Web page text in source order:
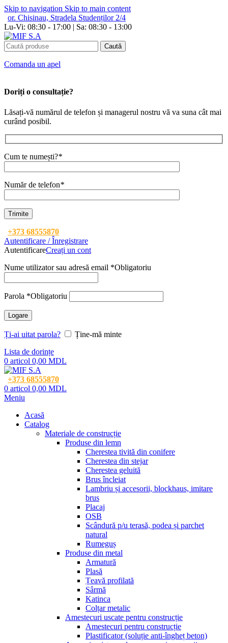
Skip to navigation Skip to main content
or. Chisinau, Stradela Studenților 2/4
Lu-Vi: 08:30 - 17:00 | Sa: 08:30 - 13:00
Caută
Сomanda un apel
Doriți o consultație?
Lăsați-vă numărul de telefon și managerul nostru vă va suna cât mai
curând posibil.
Cum te numești?*
Număr de telefon*
+373 68555870
Autentificare / Înregistrare
AutentificareCreați un cont
Nume utilizator sau adresă email *Obligatoriu
Parola *Obligatoriu
Logare
Ți-ai uitat parola?
Ține-mă minte
Lista de dorințe
0 articol 0,00 MDL
+373 68555870
0 articol 0,00 MDL
Meniu
Acasă
Catalog
Materiale de construcție
Produse din lemn
Cherestea tivită din conifere
Cherestea din stejar
Cherestea geluită
Brus încleiat
Lambriu și accesorii, blockhaus, imitare
brus
Placaj
OSB
Scândură p/u terasă, podea și parchet
natural
Rumeguș
Produse din metal
Armatură
Plasă
Țeavă profilată
Sârmă
Katinca
Colțar metalic
Amestecuri uscate pentru construcție
Amestecuri pentru construcție
Plastificator (soluție anti-îngheț beton)